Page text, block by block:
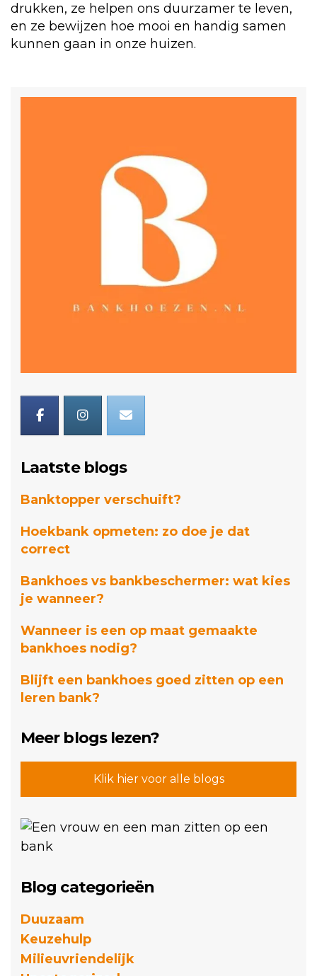
drukken, ze helpen ons duurzamer te leven,
en ze bewijzen hoe mooi en handig samen
kunnen gaan in onze huizen.
Laatste blogs
Banktopper verschuift?
Hoekbank opmeten: zo doe je dat
correct
Bankhoes vs bankbeschermer: wat kies
je wanneer?
Wanneer is een op maat gemaakte
bankhoes nodig?
Blijft een bankhoes goed zitten op een
leren bank?
Meer blogs lezen?
Klik hier voor alle blogs
Blog categorieën
Duuzaam
Keuzehulp
Milieuvriendelijk